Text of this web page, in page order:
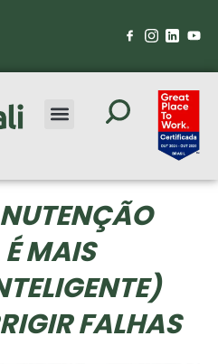
MAIS
FALHAS